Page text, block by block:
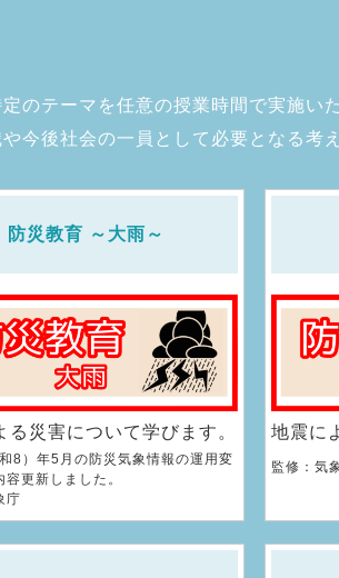
定のテーマを任意の授業時間で実施い
や今後社会の一員として必要となる考
防災教育 ～大雨～
る災害について学びます。
8）年5月の防災気象情報の運用変
容更新しました。
庁
地震に
監修：気